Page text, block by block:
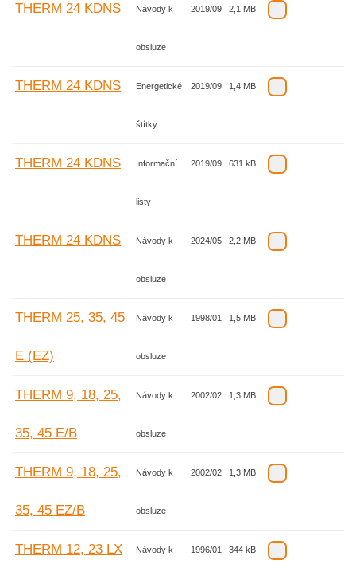
THERM 24 KDNS Návody k
obsluze
2019/09 2,1 MB
THERM 24 KDNS Energetické
štítky
2019/09 1,4 MB
THERM 24 KDNS Informační
listy
2019/09 631 kB
THERM 24 KDNS Návody k
obsluze
2024/05 2,2 MB
THERM 25, 35, 45
E (EZ)
Návody k
obsluze
1998/01 1,5 MB
THERM 9, 18, 25,
35, 45 E/B
Návody k
obsluze
2002/02 1,3 MB
THERM 9, 18, 25,
35, 45 EZ/B
Návody k
obsluze
2002/02 1,3 MB
THERM 12, 23 LX Návody k 1996/01 344 kB